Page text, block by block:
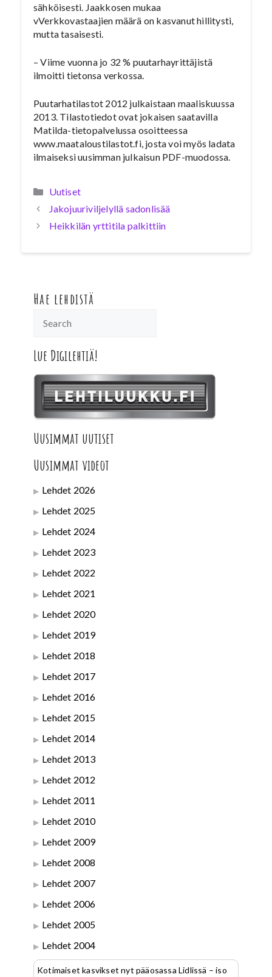
sähköisesti. Jaakkosen mukaa
vVerkkovastaajien määrä on kasvanut hillitysti,
mutta tasaisesti.
– Viime vuonna jo 32 % puutarhayrittäjistä
ilmoitti tietonsa verkossa.
Puutarhatilastot 2012 julkaistaan maaliskuussa
2013. Tilastotiedot ovat jokaisen saatavilla
Matilda-tietopalvelussa osoitteessa
www.maataloustilastot.fi, josta voi myös ladata
ilmaiseksi uusimman julkaisun PDF-muodossa.
Kategoriat
Uutiset
Jakojuuriviljelyllä sadonlisää
Heikkilän yrttitila palkittiin
Hae lehdistä
Lue Digilehtiä!
Uusimmat uutiset
Uusimmat videot
Lehdet 2026
Lehdet 2025
Lehdet 2024
Lehdet 2023
Lehdet 2022
Lehdet 2021
Lehdet 2020
Lehdet 2019
Lehdet 2018
Lehdet 2017
Lehdet 2016
Lehdet 2015
Lehdet 2014
Lehdet 2013
Lehdet 2012
Lehdet 2011
Lehdet 2010
Lehdet 2009
Lehdet 2008
Lehdet 2007
Lehdet 2006
Lehdet 2005
Lehdet 2004
Kotimaiset kasvikset nyt pääosassa Lidlissä – iso